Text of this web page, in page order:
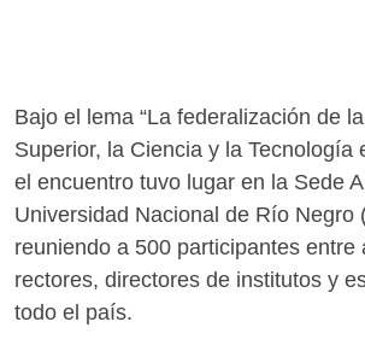
Bajo el lema “La federalización de
Superior, la Ciencia y la Tecnología
el encuentro tuvo lugar en la Sede
Universidad Nacional de Río Negro
reuniendo a 500 participantes entre
rectores, directores de institutos y
todo el país.